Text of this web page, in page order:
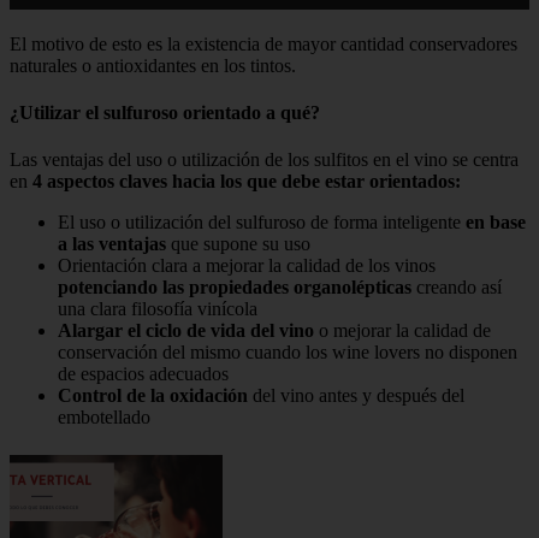
El motivo de esto es la existencia de mayor cantidad conservadores
naturales o antioxidantes en los tintos.
¿Utilizar el sulfuroso orientado a qué?
Las ventajas del uso o utilización de los sulfitos en el vino se centra
en 4 aspectos claves hacia los que debe estar orientados:
El uso o utilización del sulfuroso de forma inteligente en base
a las ventajas que supone su uso
Orientación clara a mejorar la calidad de los vinos
potenciando las propiedades organolépticas creando así
una clara filosofía vinícola
Alargar el ciclo de vida del vino o mejorar la calidad de
conservación del mismo cuando los wine lovers no disponen
de espacios adecuados
Control de la oxidación del vino antes y después del
embotellado